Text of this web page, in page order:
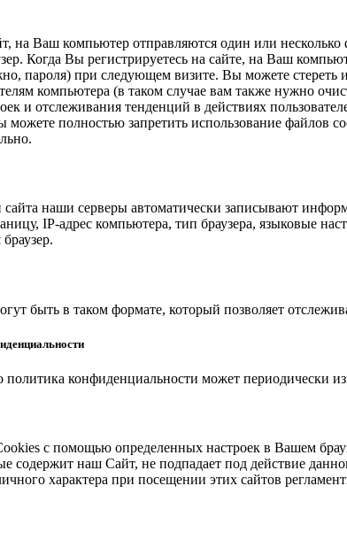
на Ваш компьютер отправляются один или
Когда Вы регистрируетесь на сайте, на Ваш
пароля) при следующем визите. Вы можете
компьютера (в таком случае вам также нужно
и отслеживания тенденций в действиях
полностью запретить использование файлов
наши серверы автоматически записывают
IP-адрес компьютера, тип браузера, языковые
быть в таком формате, который позволяет
конфиденциальности может периодически
с помощью определенных настроек в Вашем
содержит наш Сайт, не подпадает под действие
характера при посещении этих сайтов